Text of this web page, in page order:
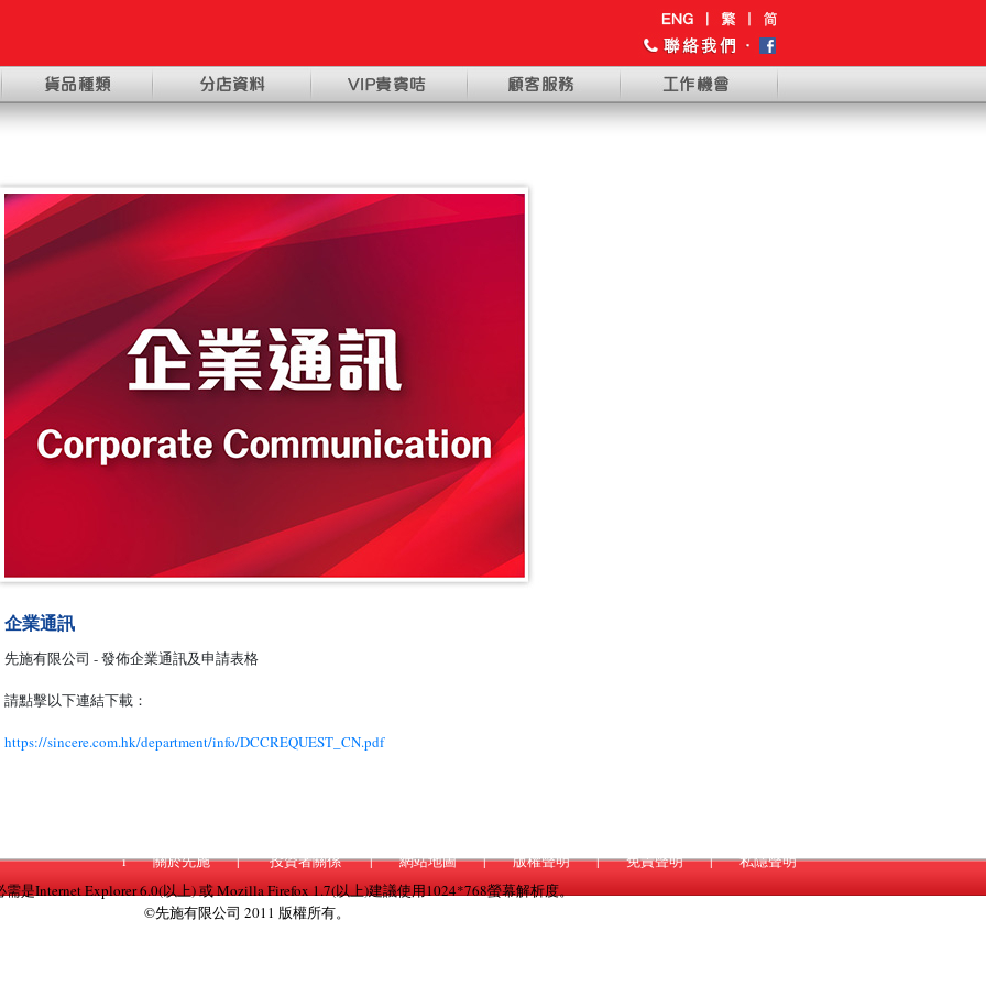
企業通訊
先施有限公司 - 發佈企業通訊及申請表格
請點擊以下連結下載：
https://sincere.com.hk/department/info/DCCREQUEST_CN.pdf
私隱聲明
|
免責聲明
|
版權聲明
|
i 網站地圖
|
投資者關係
|
關於先施
是Internet Explorer 6.0(以上) 或 Mozilla Firefox 1.7(以上)建議使用1024*768螢幕解析度。
©先施有限公司 2011 版權所有。